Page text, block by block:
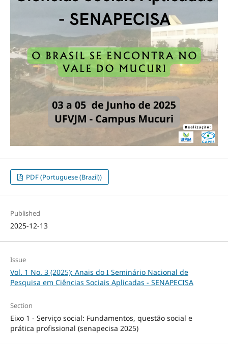
PDF (Portuguese (Brazil))
Published
2025-12-13
Issue
Vol. 1 No. 3 (2025): Anais do I Seminário Nacional de
Pesquisa em Ciências Sociais Aplicadas - SENAPECISA
Section
Eixo 1 - Serviço social: Fundamentos, questão social e
prática profissional (senapecisa 2025)